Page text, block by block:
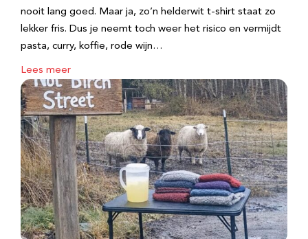
nooit lang goed. Maar ja, zo’n helderwit t-shirt staat zo
lekker fris. Dus je neemt toch weer het risico en vermijdt
pasta, curry, koffie, rode wijn…
Lees meer